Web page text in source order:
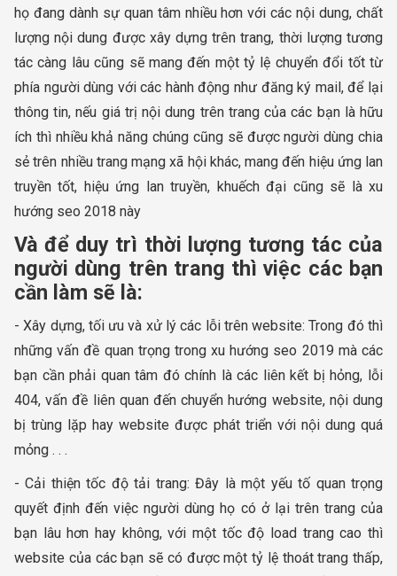
họ đang dành sự quan tâm nhiều hơn với các nội dung, chất
lượng nội dung được xây dựng trên trang, thời lượng tương
tác càng lâu cũng sẽ mang đến một tỷ lệ chuyển đổi tốt từ
phía người dùng với các hành động như đăng ký mail, để lại
thông tin, nếu giá trị nội dung trên trang của các bạn là hữu
ích thì nhiều khả năng chúng cũng sẽ được người dùng chia
sẻ trên nhiều trang mạng xã hội khác, mang đến hiệu ứng lan
truyền tốt, hiệu ứng lan truyền, khuếch đại cũng sẽ là xu
hướng seo 2018 này
Và để duy trì thời lượng tương tác của
người dùng trên trang thì việc các bạn
cần làm sẽ là:
- Xây dựng, tối ưu và xử lý các lỗi trên website: Trong đó thì
những vấn đề quan trọng trong xu hướng seo 2019 mà các
bạn cần phải quan tâm đó chính là các liên kết bị hỏng, lỗi
404, vấn đề liên quan đến chuyển hướng website, nội dung
bị trùng lặp hay website được phát triển với nội dung quá
mỏng . . .
- Cải thiện tốc độ tải trang: Đây là một yếu tố quan trọng
quyết định đến việc người dùng họ có ở lại trên trang của
bạn lâu hơn hay không, với một tốc độ load trang cao thì
website của các bạn sẽ có được một tỷ lệ thoát trang thấp,